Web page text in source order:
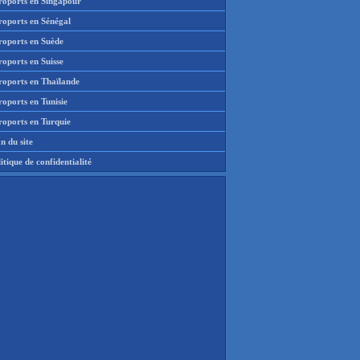
en Sénégal
en Suède
en Suisse
en Thaïlande
en Tunisie
en Turquie
du site
de confidentialité